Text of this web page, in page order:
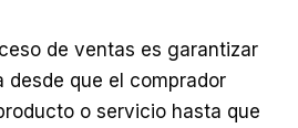
de ventas es garantizar
desde que el comprador
o servicio hasta que